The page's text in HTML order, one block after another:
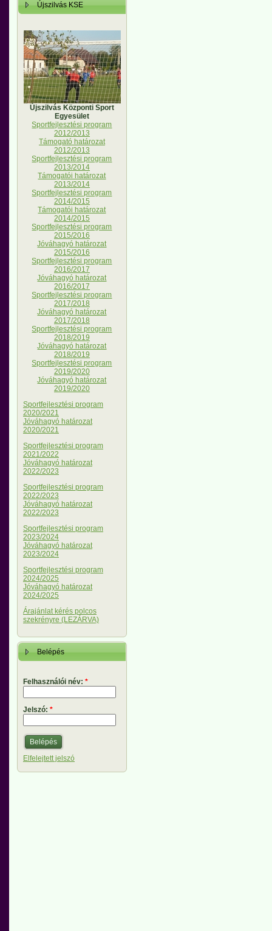
Újszilvás KSE
Újszilvás Központi Sport
Egyesület
Sportfejlesztési program
2012/2013
Támogató határozat
2012/2013
Sportfejlesztési program
2013/2014
Támogatói határozat
2013/2014
Sportfejlesztési program
2014/2015
Támogatói határozat
2014/2015
Sportfejlesztési program
2015/2016
Jóváhagyó határozat
2015/2016
Sportfejlesztési program
2016/2017
Jóváhagyó határozat
2016/2017
Sportfejlesztési program
2017/2018
Jóváhagyó határozat
2017/2018
Sportfejlesztési program
2018/2019
Jóváhagyó határozat
2018/2019
Sportfejlesztési program
2019/2020
Jóváhagyó határozat
2019/2020
Sportfejlesztési program
2020/2021
Jóváhagyó határozat
2020/2021
Sportfejlesztési program
2021/2022
Jóváhagyó határozat
2022/2023
Sportfejlesztési program
2022/2023
Jóváhagyó határozat
2022/2023
Sportfejlesztési program
2023/2024
Jóváhagyó határozat
2023/2024
Sportfejlesztési program
2024/2025
Jóváhagyó határozat
2024/2025
Árajánlat kérés polcos
szekrényre (LEZÁRVA)
Belépés
Felhasználói név: *
Jelszó: *
Elfelejtett jelszó